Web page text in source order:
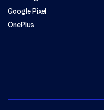
Google Pixel
OnePlus